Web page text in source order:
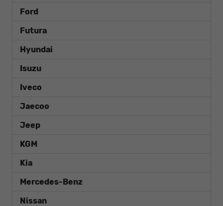
Ford
Futura
Hyundai
Isuzu
Iveco
Jaecoo
Jeep
KGM
Kia
Mercedes-Benz
Nissan